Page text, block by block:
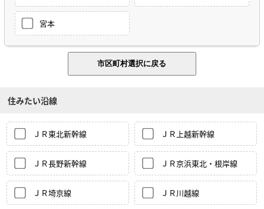
宮本
住みたい沿線
ＪＲ東北新幹線 ＪＲ上越新幹線
ＪＲ長野新幹線 ＪＲ京浜東北・根岸線
ＪＲ埼京線 ＪＲ川越線